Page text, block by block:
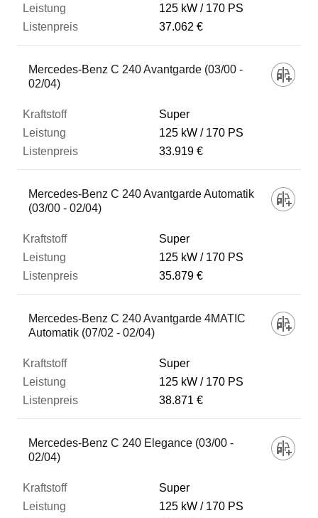
125 kW
170 PS
37.062 €
Mercedes-Benz C 240 Avantgarde (03/00 -
02/04)
Super
125 kW
170 PS
33.919 €
Mercedes-Benz C 240 Avantgarde Automatik
(03/00 - 02/04)
Super
125 kW
170 PS
35.879 €
Mercedes-Benz C 240 Avantgarde 4MATIC
Automatik (07/02 - 02/04)
Super
125 kW
170 PS
38.871 €
Mercedes-Benz C 240 Elegance (03/00 -
02/04)
Super
125 kW
170 PS